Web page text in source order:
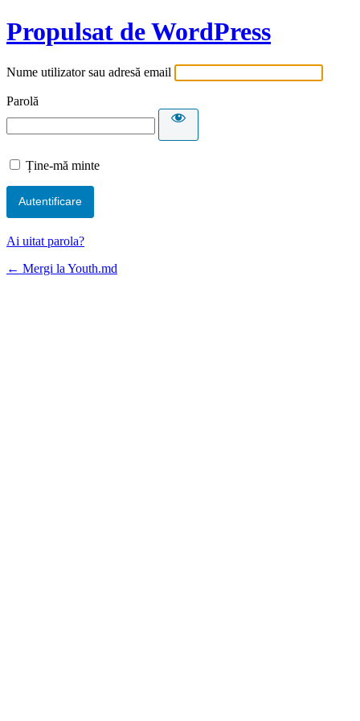
Propulsat de WordPress
Nume utilizator sau adresă email
Parolă
Ține-mă minte
Ai uitat parola?
← Mergi la Youth.md